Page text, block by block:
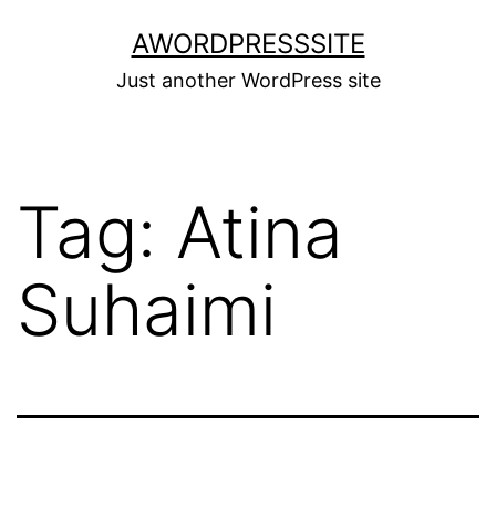
AWORDPRESSSITE
Just another WordPress site
Tag: Atina
Suhaimi